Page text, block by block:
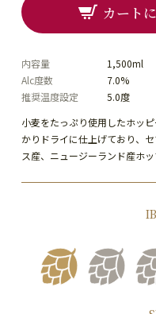
小麦をたっぷり使用したホッ
かりドライに仕上げており、
ス産、ニュージーランド産ホ
内容量
1,500ml
Alc度数
7.0%
推奨温度設定
5.0度
カート